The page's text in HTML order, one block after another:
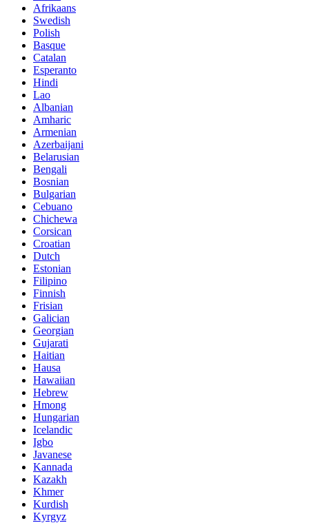
Afrikaans
Swedish
Polish
Basque
Catalan
Esperanto
Hindi
Lao
Albanian
Amharic
Armenian
Azerbaijani
Belarusian
Bengali
Bosnian
Bulgarian
Cebuano
Chichewa
Corsican
Croatian
Dutch
Estonian
Filipino
Finnish
Frisian
Galician
Georgian
Gujarati
Haitian
Hausa
Hawaiian
Hebrew
Hmong
Hungarian
Icelandic
Igbo
Javanese
Kannada
Kazakh
Khmer
Kurdish
Kyrgyz